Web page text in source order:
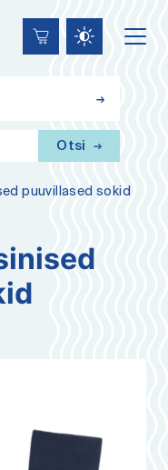
Otsi
puuvillased sokid